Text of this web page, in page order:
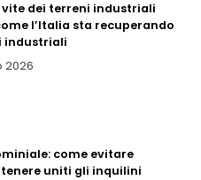
vite dei terreni industriali
l’Italia sta recuperando
industriali
2026
come evitare
uniti gli inquilini